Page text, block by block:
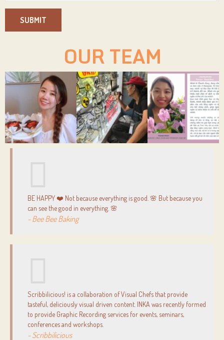
SUBMIT
OUR TEAM
BE HAPPY ❤️ Not because everything is good. 🌸 But because you
can see the good in everything. 🌸
- Bee Bee Baking
Scribbilicious! is a collaboration of Visual Chefs that provide
tasteful, deliciously visual driven content. INKA was recently formed
to provide Graphic Recording services for events, seminars,
conferences and workshops.
- Scribbilicious